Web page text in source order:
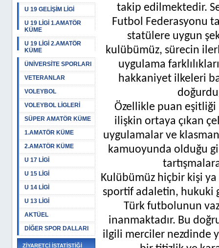
U 19 GELİŞİM LİGİ
U 19 LİGİ 1.AMATÖR
KÜME
U 19 LİGİ 2.AMATÖR
KÜME
ÜNİVERSİTE SPORLARI
VETERANLAR
VOLEYBOL
VOLEYBOL LİGLERİ
SÜPER AMATÖR KÜME
1.AMATÖR KÜME
2.AMATÖR KÜME
U 17 LİGİ
U 15 LİGİ
U 14 LİGİ
U 13 LİGİ
AKTÜEL
DİĞER SPOR DALLARI
ZİYARETCİ İSTATİSTİĞİ
takip edilmektedir.
Futbol Federasyonu
statülere uygun
kulübümüz, sürecin
uygulama
hakkaniyet ilkeleri
Özellikle puan
ilişkin ortaya çıkan
uygulamalar ve
kamuoyunda olduğu
Kulübümüz hiçbir kişi
sportif adaletin, hukuki
Türk futbolunun
inanmaktadır. Bu
ilgili merciler nezdinde